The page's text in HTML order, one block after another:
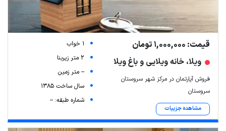
قیمت: 1,000,000 تومان
ویلا، خانه ویلایی و باغ ویلا
فروش آپارتمان در مرکز شهر سروستان
سروستان
مشاهده جزییات
1 خواب
2 متر زیربنا
-- متر زمین
سال ساخت 1385
شماره طبقه: --